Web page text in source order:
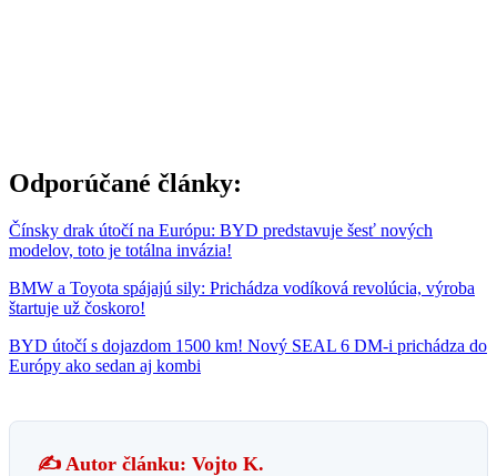
Odporúčané články:
Čínsky drak útočí na Európu: BYD predstavuje šesť nových
modelov, toto je totálna invázia!
BMW a Toyota spájajú sily: Prichádza vodíková revolúcia, výroba
štartuje už čoskoro!
BYD útočí s dojazdom 1500 km! Nový SEAL 6 DM-i prichádza do
Európy ako sedan aj kombi
✍️ Autor článku: Vojto K.